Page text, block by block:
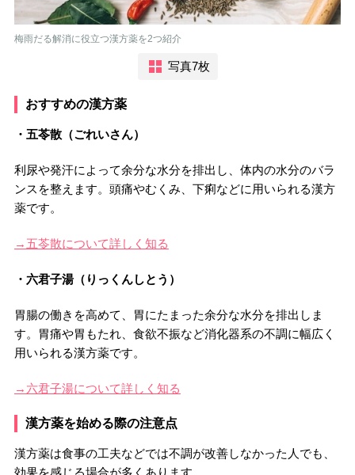
梅雨だる解消に役立つ漢方薬を2つ紹介
写真7枚
おすすめの漢方薬
・五苓散（ごれいさん）
利尿や発汗によって余分な水分を排出し、体内の水分のバラ
ンスを整えます。頭痛やむくみ、下痢などに用いられる漢方
薬です。
→五苓散について詳しく知る
・六君子湯（りっくんしとう）
胃腸の働きを高めて、胃にたまった余分な水分を排出しま
す。胃痛や胃もたれ、食欲不振など消化器系の不調に幅広く
用いられる漢方薬です。
→六君子湯について詳しく知る
漢方薬を始める際の注意点
漢方薬は食事の工夫などでは不調が改善しなかった人でも、
効果を感じる場合が多くあります。